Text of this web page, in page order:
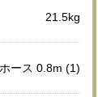
21.5kg
ース 0.8m (1)